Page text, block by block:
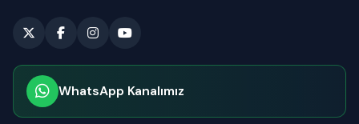
WhatsApp Kanalımız